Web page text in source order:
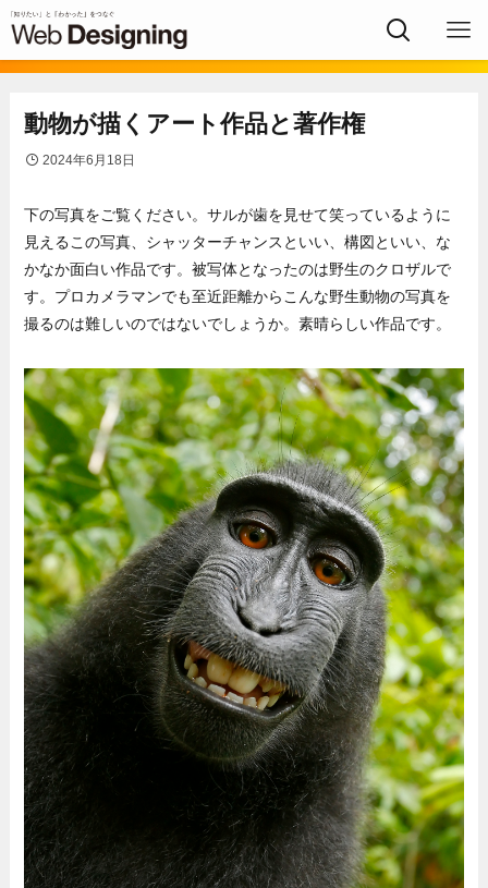
動物が描くアート作品と著作権
2024年6月18日
下の写真をご覧ください。サルが歯を見せて笑っているように
見えるこの写真、シャッターチャンスといい、構図といい、な
かなか面白い作品です。被写体となったのは野生のクロザルで
す。プロカメラマンでも至近距離からこんな野生動物の写真を
撮るのは難しいのではないでしょうか。素晴らしい作品です。